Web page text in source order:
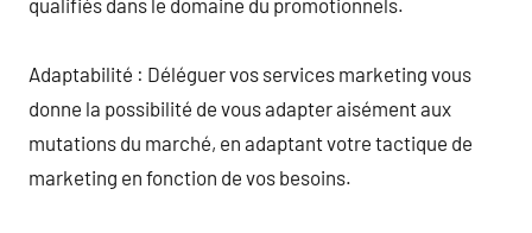
qualifiés dans le domaine du promotionnels.
Adaptabilité : Déléguer vos services marketing vous
donne la possibilité de vous adapter aisément aux
mutations du marché, en adaptant votre tactique de
marketing en fonction de vos besoins.